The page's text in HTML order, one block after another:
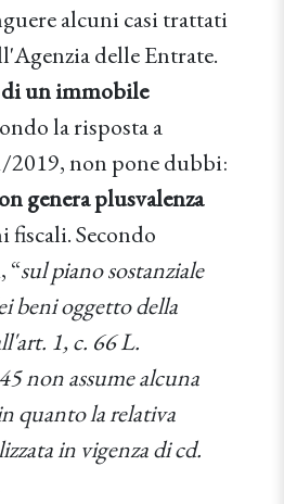
alcuni casi trattati
delle Entrate.
un immobile
la risposta a
2019, non pone dubbi:
genera plusvalenza
fiscali. Secondo
“sul piano sostanziale
beni oggetto della
1, c. 66 L.
non assume alcuna
quanto la relativa
in vigenza di cd.